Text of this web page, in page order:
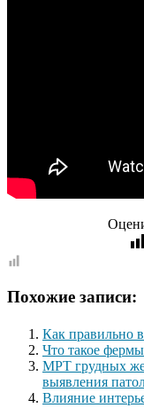
Похожие записи:
Как правильно
Что такое
МРТ грудных
выявления
Влияние